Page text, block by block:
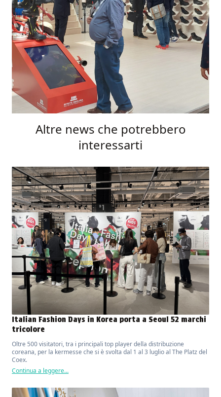
Altre news che potrebbero
interessarti
Italian Fashion Days in Korea porta a Seoul 52 marchi
tricolore
Oltre 500 visitatori, tra i principali top player della distribuzione
coreana, per la kermesse che si è svolta dal 1 al 3 luglio al The Platz del
Coex.
Continua a leggere...